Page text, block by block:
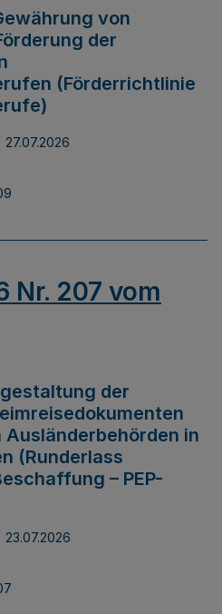
von
der
(Förderrichtlinie
27.07.2026
Nr. 207 vom
der
in
(Runderlass
– PEP-
23.07.2026